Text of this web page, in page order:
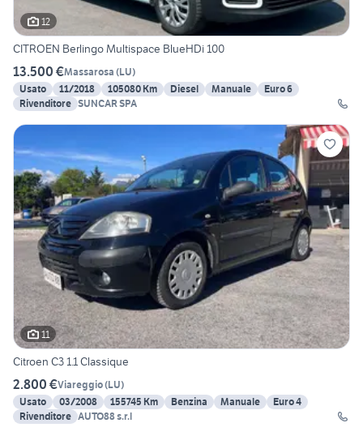
12
CITROEN Berlingo Multispace BlueHDi 100
13.500 €Massarosa (LU)
Usato
11/2018 105080 Km Diesel Manuale
Euro 6
Rivenditore SUNCAR SPA
11
Citroen C3 1.1 Classique
2.800 €Viareggio(LU)
Usato
03/2008 155745 Km Benzina Manuale
Euro 4
Rivenditore AUTO88 s.r.l